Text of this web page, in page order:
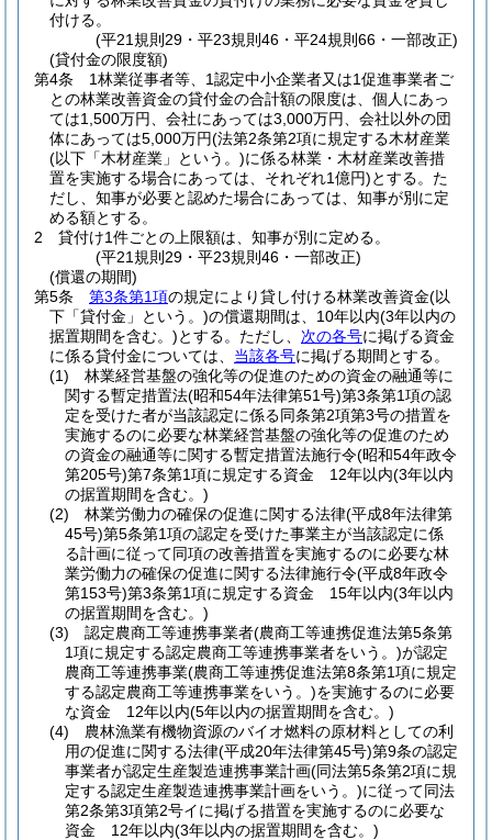
付ける。
(平21規則29・平23規則46・平24規則66・一部改正)
(貸付金の限度額)
第4条
1林業従事者等、1認定中小企業者又は1促進事業者ご
との林業改善資金の貸付金の合計額の限度は、個人にあっ
ては1,500万円、会社にあっては3,000万円、会社以外の団
体にあっては5,000万円(法第2条第2項に規定する木材産業
(以下「木材産業」という。)に係る林業・木材産業改善措
置を実施する場合にあっては、それぞれ1億円)とする。 た
だし、知事が必要と認めた場合にあっては、知事が別に定
める額とする。
2
貸付け1件ごとの上限額は、知事が別に定める。
(平21規則29・平23規則46・一部改正)
(償還の期間)
第5条
第3条第1項の規定により貸し付ける林業改善資金(以
下「貸付金」という。)の償還期間は、10年以内(3年以内の
据置期間を含む。)とする。 ただし、 次の各号に掲げる資金
に係る貸付金については、 当該各号に掲げる期間とする。
(1)
林業経営基盤の強化等の促進のための資金の融通等に
関する暫定措置法(昭和54年法律第51号)第3条第1項の認
定を受けた者が当該認定に係る同条第2項第3号の措置を
実施するのに必要な林業経営基盤の強化等の促進のため
の資金の融通等に関する暫定措置法施行令(昭和54年政令
第205号)第7条第1項に規定する資金 12年以内(3年以内
の据置期間を含む。)
(2)
林業労働力の確保の促進に関する法律(平成8年法律第
45号)第5条第1項の認定を受けた事業主が当該認定に係
る計画に従って同項の改善措置を実施するのに必要な林
業労働力の確保の促進に関する法律施行令(平成8年政令
第153号)第3条第1項に規定する資金 15年以内(3年以内
の据置期間を含む。)
(3)
認定農商工等連携事業者(農商工等連携促進法第5条第
1項に規定する認定農商工等連携事業者をいう。)が認定
農商工等連携事業(農商工等連携促進法第8条第1項に規定
する認定農商工等連携事業をいう。)を実施するのに必要
な資金 12年以内(5年以内の据置期間を含む。)
(4)
農林漁業有機物資源のバイオ燃料の原材料としての利
用の促進に関する法律(平成20年法律第45号)第9条の認定
事業者が認定生産製造連携事業計画(同法第5条第2項に規
定する認定生産製造連携事業計画をいう。)に従って同法
第2条第3項第2号イに掲げる措置を実施するのに必要な
資金 12年以内(3年以内の据置期間を含む。)